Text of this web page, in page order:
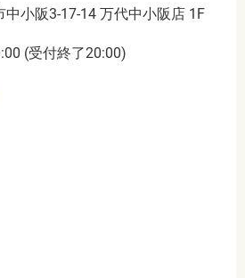
小阪3-17-14 万代中小阪店 1F
(受付終了20:00)